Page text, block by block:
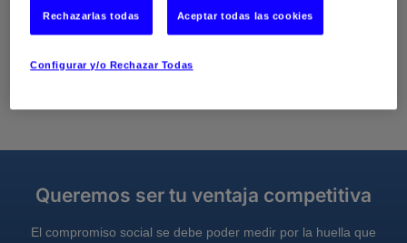
serie de prácticas corporativas tales como los principios
medioambiental y social. Experis forma parte de
Queremos ser tu ventaja competitiva
El compromiso social se debe poder medir por la huella que
Configurar y/o Rechazar Todas
Rechazarlas todas Aceptar todas las cookies